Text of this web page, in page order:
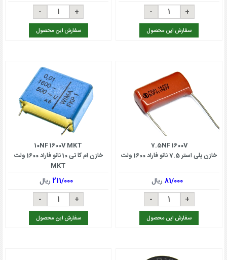
سفارش این محصول سفارش این محصول
7.5NF 1600V
خازن پلی استر 7.5 نانو فاراد 1600 ولت
81/000 ریال
سفارش این محصول
10NF 1600V MKT
خازن ام کا تی 10 نانو فاراد 1600 ولت
MKT
211/000ریال
سفارش این محصول